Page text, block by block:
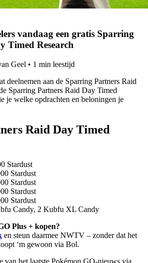
vandaag een gratis Sparring
Timed Research
Geel • 1 min leestijd
deelnemen aan de Sparring Partners Raid
Sparring Partners Raid Day Timed
je welke opdrachten en beloningen je
Raid Day Timed
Stardust
Stardust
Stardust
Stardust
Stardust
Candy, 2 Kubfu XL Candy
Plus + kopen?
en steun daarmee NWTV – zonder dat het
‘m gewoon via Bol.
het laatste Pokémon GO-nieuws via